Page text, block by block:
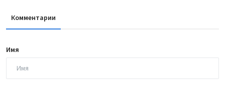
Комментарии
Имя